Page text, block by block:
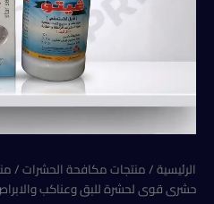
الرئيسية/منتجات مكافحة الحشرات/
حشرى قوى لحشرة للبق وعناكب والابراص